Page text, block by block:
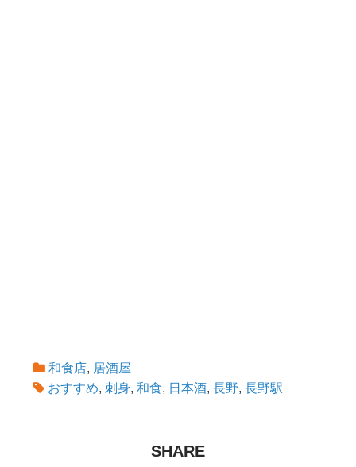
和食店, 居酒屋
おすすめ,刺身,和食, 日本酒,長野,長野駅
SHARE